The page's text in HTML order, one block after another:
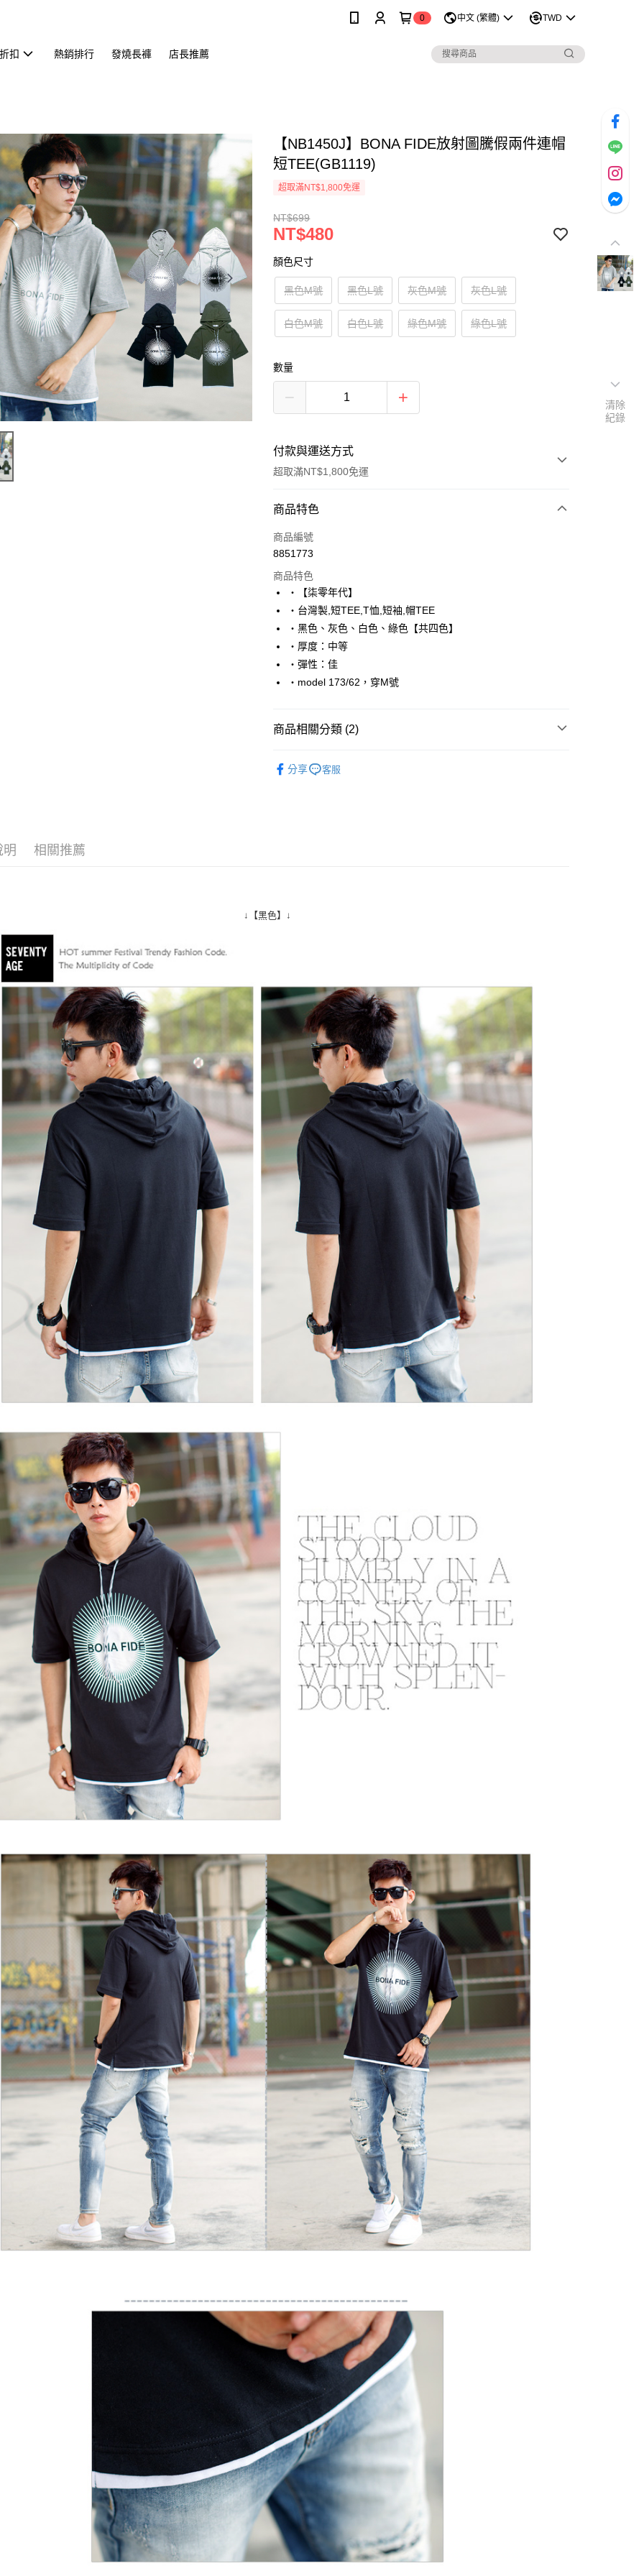
0 中文 (繁體) TWD
扣 熱銷排行 發燒長褲 店長推薦
【NB1450J】BONA FIDE放射圖騰假兩件連帽
短TEE(GB1119)
超取滿NT$1,800免運
NT$699
NT$480
顏色尺寸
黑色M號 黑色L號 灰色M號 灰色L號
白色M號 白色L號 綠色M號 綠色L號
數量
付款與運送方式
超取滿NT$1,800免運
付款方式
信用卡一次付款
LINE Pay
Apple Pay
街口支付
悠遊付
AFTEE先享後付
相關說明
AFTEE先享後付是「在收到商品之後才付款」的支付方式。 讓您購物簡單
便利好安心！
※ 請注意：結帳手續完成當下不需立刻繳費，但若您需要取消訂單，請聯
付客戶支援中心」https://netprotections.freshdesk.com/support/home
【注意事項】
１．透過由恩沛科技股份有限公司提供之「AFTEE先享後付」服務完成之
交易，需依本服務之必要範圍內提供個人資料，並將交易相關給付款項請
求債權轉讓予恩沛科技股份有限公司。
２．關於個人資料處理事宜，請瀏覽以下網址：
https://aftee.tw/terms/#terms3
３．未成年的使用者請事先徵得法定代理人或監護人之同意方可使用
「AFTEE先享後付」，若未經同意申辦者引起之損失，本公司不負相關責
４．使用「AFTEE先享後付」時，將依據個別帳號之用戶狀況，依本公司
即時審查核予不同之上限額度；若仍有額度不足之情形，本公司將視審查
結果請求用戶進行身份認證。
５．嚴禁一人註冊多個帳號或使用他人資訊註冊。若發現惡意使用之情
形，恩沛科技股份有限公司將有權停止該用戶之使用額度並採取法律行
ATM付款
每筆NT$80，滿NT$1,800(含以上)免運費
每筆NT$120，滿NT$3,000(含以上)免運費
商品特色
商品編號
8851773
商品特色
‧【柒零年代】
‧台灣製,短TEE,T恤,短袖,帽TEE
‧黑色、灰色、白色、綠色【共四色】
‧厚度：中等
‧彈性：佳
‧model 173/62，穿M號
商品相關分類 (2)
分享 客服
明 相關推薦
↓【黑色】↓
清除
紀錄